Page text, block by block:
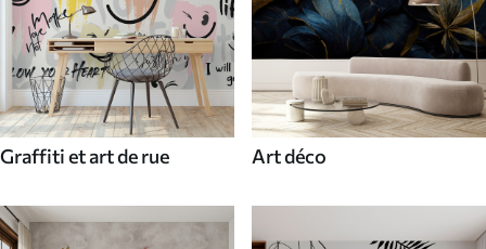
Graffiti et art de rue Art déco